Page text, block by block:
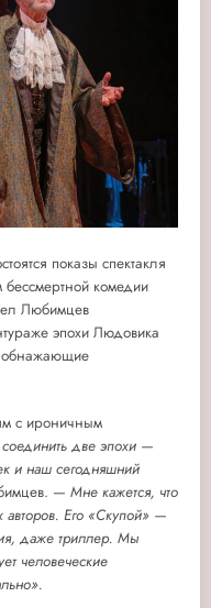
показы спектакля
комедии
Любимцев
эпохи Людовика
обнажающие
с ироничным
две эпохи —
и наш сегодняшний
— Мне кажется, что
Его «Скупой» —
даже триллер. Мы
человеческие